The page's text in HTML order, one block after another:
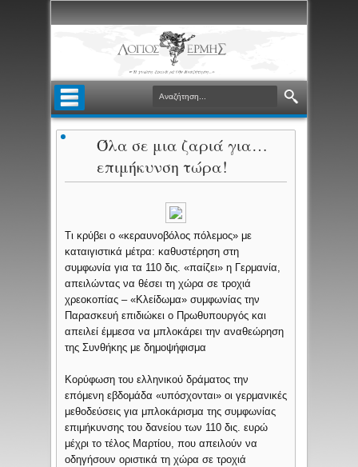
Όλα σε μια ζαριά για…
επιμήκυνση τώρα!
Τι κρύβει ο «κεραυνοβόλος πόλεμος» με
καταιγιστικά μέτρα: καθυστέρηση στη
συμφωνία για τα 110 δις. «παίζει» η Γερμανία,
απειλώντας να θέσει τη χώρα σε τροχιά
χρεοκοπίας – «Κλείδωμα» συμφωνίας την
Παρασκευή επιδιώκει ο Πρωθυπουργός και
απειλεί έμμεσα να μπλοκάρει την αναθεώρηση
της Συνθήκης με δημοψήφισμα
Κορύφωση του ελληνικού δράματος την
επόμενη εβδομάδα «υπόσχονται» οι γερμανικές
μεθοδεύσεις για μπλοκάρισμα της συμφωνίας
επιμήκυνσης του δανείου των 110 δις. ευρώ
μέχρι το τέλος Μαρτίου, που απειλούν να
οδηγήσουν οριστικά τη χώρα σε τροχιά